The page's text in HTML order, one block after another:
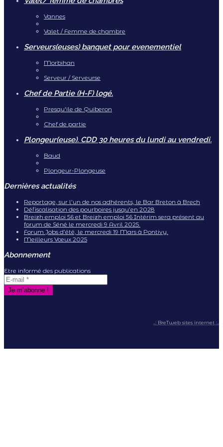
Vannes
Valet / Femme de chambre
Serveurs(euses) banquet pour evenementiel
Morbihan
Serveur / Serveurse
Chef de Partie (H-F) logé.
Presqu'ile de Quiberon
Chef de partie
Plongeur(euse). CDD 30 heures du lundi au vendredi.
Baud
Plongeur-Plongeuse
Dernières actualités
Reportage, sur l’un de nos adhérents, le Bar Breton à Brech
Défiscalisation des pourboires jusqu’en 2028
Breizh emploi 56 et Breizh emploi 56 Intérim sera présent au
forum de Séné le mercredi 9 Avril 2025.
Forum Jobs d’été, le mercredi 19 Mars à Pontivy.
Meilleurs Vœux 2025
Abonnement
Etre informé des publications
..: BreTweb sites internet :..